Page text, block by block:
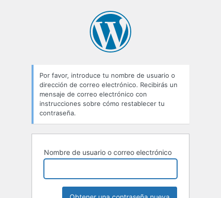
Por favor, introduce tu nombre de usuario o
dirección de correo electrónico. Recibirás un
mensaje de correo electrónico con
instrucciones sobre cómo restablecer tu
contraseña.
Nombre de usuario o correo electrónico